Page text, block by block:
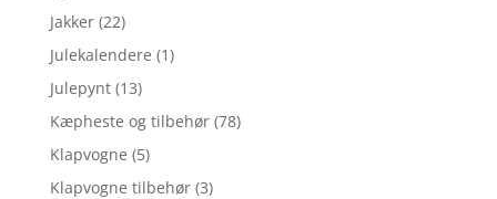
Jakker (22)
Julekalendere (1)
Julepynt (13)
Kæpheste og tilbehør (78)
Klapvogne (5)
Klapvogne tilbehør (3)